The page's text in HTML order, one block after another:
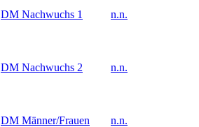
DM Nachwuchs 1 n.n.
DM Nachwuchs 2 n.n.
DM Männer/Frauen n.n.